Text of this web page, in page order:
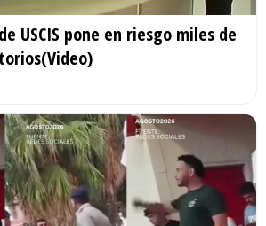
USCIS pone en riesgo miles de